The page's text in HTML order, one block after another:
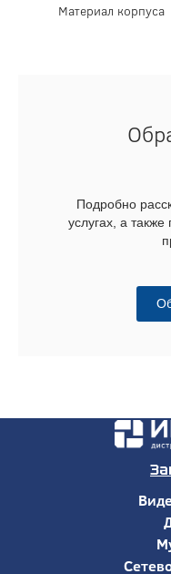
Материал корпуса
Подробно
услугах, а